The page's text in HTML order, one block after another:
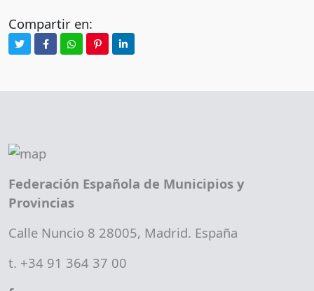
Compartir en:
Federación Española de Municipios y
Provincias
Calle Nuncio 8 28005, Madrid. España
t. +34 91 364 37 00